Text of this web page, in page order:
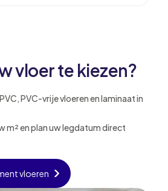
vloer te kiezen?
PVC-vrije vloeren en laminaat in
m² en plan uw legdatum direct
vloeren